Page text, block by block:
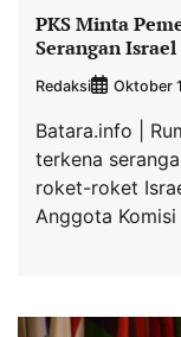
PKS Minta
Serangan
Redaksi Oktober
Batara.info |
terkena
roket-roket
Anggota